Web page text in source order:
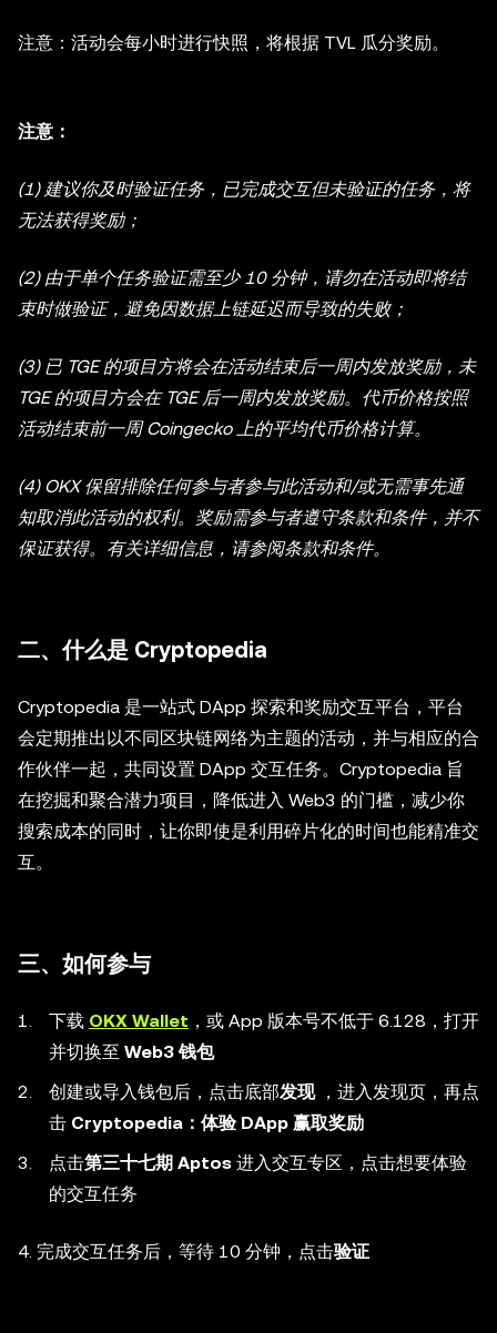
注意： 活动会每小时进行快照，将根据 TVL 瓜分奖励。
注意：
(1) 建议你及时验证任务，已完成交互但未验证的任务，将
无法获得奖励；
(2) 由于单个任务验证需至少 10 分钟，请勿在活动即将结
束时做验证，避免因数据上链延迟而导致的失败；
(3) 已 TGE 的项目方将会在活动结束后一周内发放奖励，未
TGE 的项目方会在 TGE 后一周内发放奖励。代币价格按照
活动结束前一周 Coingecko 上的平均代币价格计算。
(4) OKX 保留排除任何参与者参与此活动和/或无需事先通
知取消此活动的权利。奖励需参与者遵守条款和条件，并不
保证获得。有关详细信息，请参阅条款和条件。
二、什么是 Cryptopedia
Cryptopedia 是一站式 DApp 探索和奖励交互平台，平台
会定期推出以不同区块链网络为主题的活动，并与相应的合
作伙伴一起，共同设置 DApp 交互任务。Cryptopedia 旨
在挖掘和聚合潜力项目，降低进入 Web3 的门槛，减少你
搜索成本的同时，让你即使是利用碎片化的时间也能精准交
互。
三、如何参与
下载 OKX Wallet ，或 App 版本号不低于 6.128，打开
并切换至 Web3 钱包
创建或导入钱包后，点击底部发现，进入发现页，再点
击 Cryptopedia：体验 DApp 赢取奖励
点击第三十七期 Aptos 进入交互专区，点击想要体验
的交互任务
4. 完成交互任务后，等待 10 分钟，点击验证